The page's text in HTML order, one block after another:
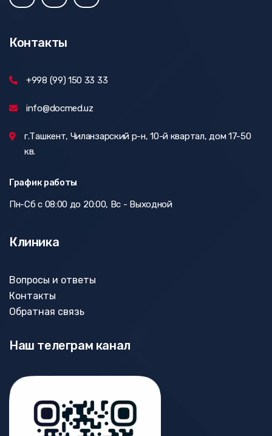
Контакты
+998 (99) 150 33 33
info@docmed.uz
г.Ташкент, Чиланзарский р-н, 10-й квартал, дом 17-50
кв.
График работы
Пн-Сб с 08:00 до 20:00, Вс - Выходной
Клиника
Вопросы и ответы
Контакты
Обратная связь
Наш телеграм канал